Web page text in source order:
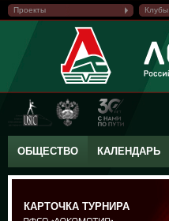
Проекты Клубы
ОБЩЕСТВО КАЛЕНДАРЬ
КАРТОЧКА ТУРНИРА